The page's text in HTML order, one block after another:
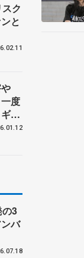
ク
と
度
ュ
3
バ